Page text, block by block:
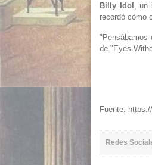
Billy Idol , un
recordó ⁠cómo
"Pensábamos
de "Eyes
Fuente:
Redes